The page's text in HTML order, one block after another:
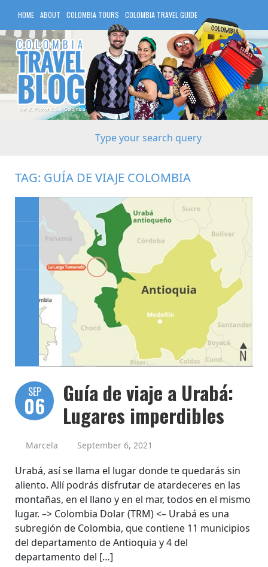
HOME ABOUT COLOMBIA TOURS COLOMBIA TRAVEL GUIDE
COLOMBIA HOTELS
TAG: GUÍA DE VIAJE COLOMBIA
SEP
06
Guía de viaje a Urabá:
Lugares imperdibles
Marcela September 6, 2021
Urabá, así se llama el lugar donde te quedarás sin
aliento. Allí podrás disfrutar de atardeceres en las
montañas, en el llano y en el mar, todos en el mismo
lugar. –> Colombia Dolar (TRM) <– Urabá es una
subregión de Colombia, que contiene 11 municipios
del departamento de Antioquia y 4 del
departamento del […]